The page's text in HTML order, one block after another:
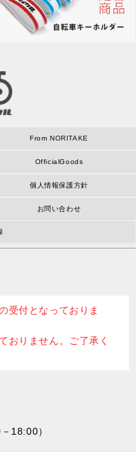
From NORITAKE
OfficialGoods
個人情報保護方針
お問い合わせ
受付となっておりま
おりません。ご了承く
18:00）